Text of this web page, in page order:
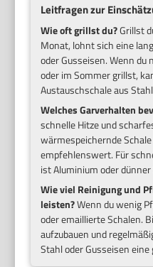
Leitfragen zur
Wie oft grillst du?Grillst
Monat, lohnt sich eine
oder Gusseisen. Wenn
oder im Sommer grillst,
Austauschschale aus
Welches Garverhalten
schnelle Hitze und
wärmespeichernde
empfehlenswert. Für
ist Aluminium oder
Wie viel Reinigung und
leisten?Wenn du wenig
oder emaillierte Schalen.
aufzubauen und
Stahl oder Gusseisen eine